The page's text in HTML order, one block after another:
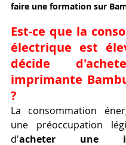
faire une formation sur
Est-ce que la
électrique est
décide
imprimante
?
La consommation
une préoccupation
d'acheter une